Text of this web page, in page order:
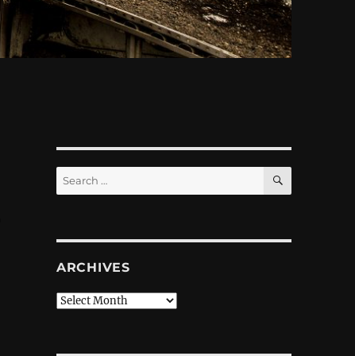
Search
for:
SEARCH
ARCHIVES
Archives